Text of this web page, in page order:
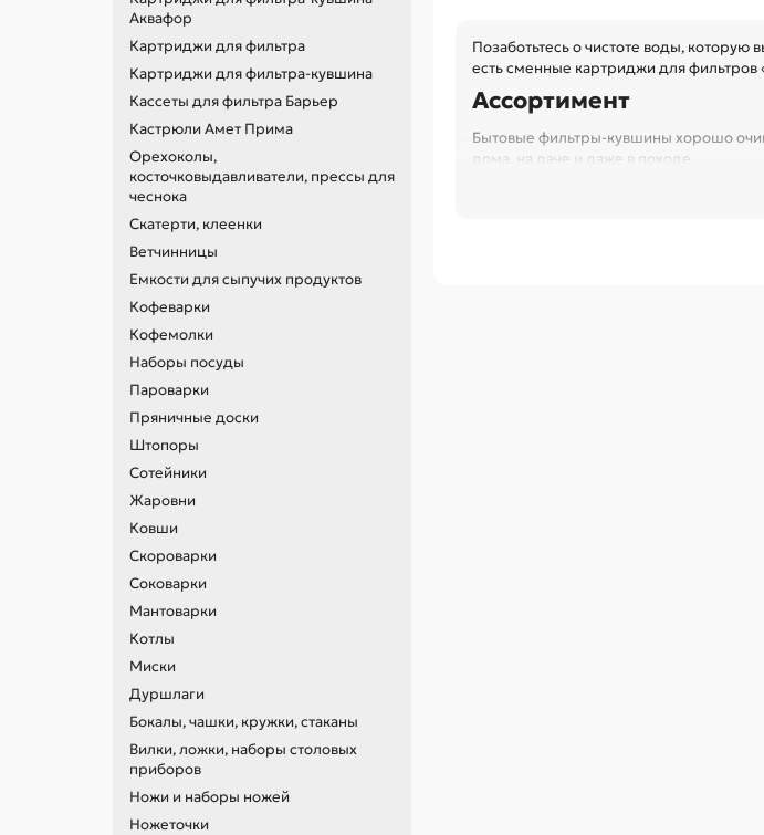
Аквафор
Картриджи для фильтра
Картриджи для фильтра-кувшина
Кассеты для фильтра Барьер
Кастрюли Амет Прима
Орехоколы,
косточковыдавливатели, прессы для
чеснока
Скатерти, клеенки
Ветчинницы
Емкости для сыпучих продуктов
Кофеварки
Кофемолки
Наборы посуды
Пароварки
Пряничные доски
Штопоры
Сотейники
Жаровни
Ковши
Скороварки
Соковарки
Мантоварки
Котлы
Миски
Дуршлаги
Бокалы, чашки, кружки, стаканы
Вилки, ложки, наборы столовых
приборов
Ножи и наборы ножей
Ножеточки
Позаботьтесь о чистоте воды, которую
есть сменные картриджи для фильтров
Ассортимент
Бытовые фильтры-кувшины хорошо
дома, на даче и даже в походе.
Кассеты или сменные модули